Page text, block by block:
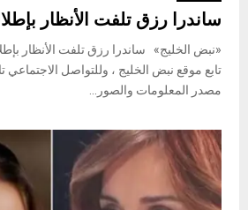
ساندرا رزق تلفت الأنظار
«نبض الخليج» ساندرا رزق تلفت الأنظار
تابع موقع نبض الخليج ، وللتواصل الاجتماعي
مصدر المعلومات والصور...